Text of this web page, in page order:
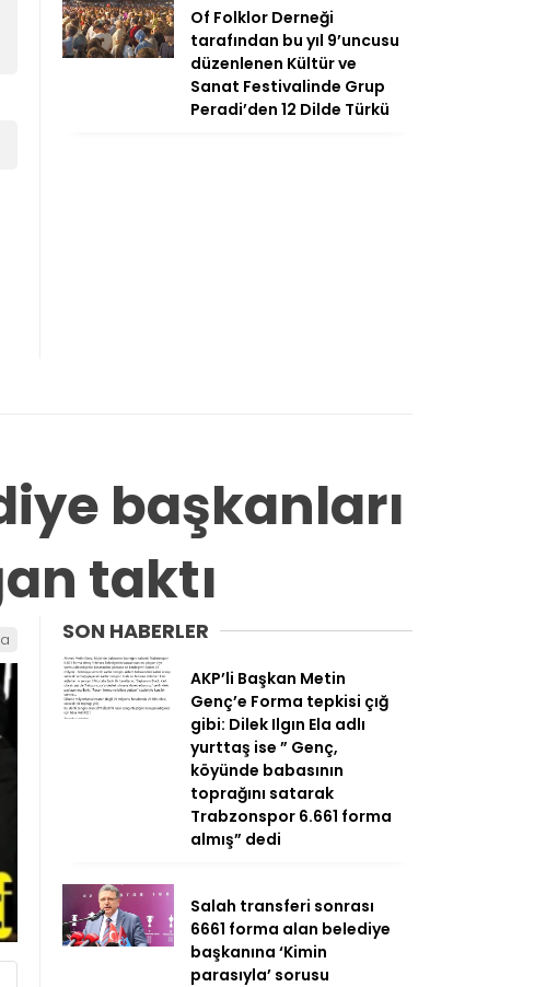
Of Folklor Derneği
tarafından bu yıl 9’uncusu
düzenlenen Kültür ve
Sanat Festivalinde Grup
Peradi’den 12 Dilde Türkü
başkanları
taktı
SON HABERLER
AKP’li Başkan Metin
Genç’e Forma tepkisi çığ
gibi: Dilek Ilgın Ela adlı
yurttaş ise ” Genç,
köyünde babasının
toprağını satarak
Trabzonspor 6.661 forma
almış” dedi
Salah transferi sonrası
6661 forma alan belediye
başkanına ‘Kimin
parasıyla’ sorusu